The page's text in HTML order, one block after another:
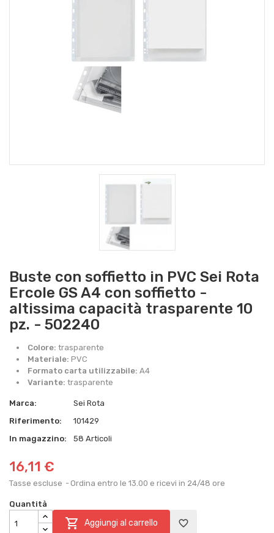
Buste con soffietto in PVC Sei Rota
Ercole GS A4 con soffietto -
altissima capacità trasparente 10
pz. - 502240
Colore: trasparente
Materiale: PVC
Formato carta utilizzabile: A4
Variante: trasparente
Marca:
Sei Rota
Riferimento:
101429
In magazzino:
58 Articoli
16,11 €
Tasse escluse Ordina entro le 13.00 e ricevi in 24/48 ore
Quantità
 Aggiungi al carrello favorite_border